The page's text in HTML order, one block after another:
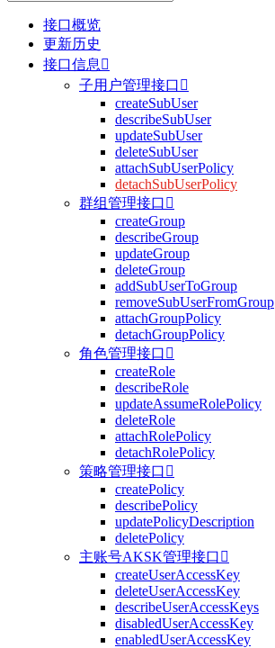
接口概览
更新历史
接口信息 
子用户管理接口 
createSubUser
describeSubUser
updateSubUser
deleteSubUser
attachSubUserPolicy
detachSubUserPolicy
群组管理接口 
createGroup
describeGroup
updateGroup
deleteGroup
addSubUserToGroup
removeSubUserFromGroup
attachGroupPolicy
detachGroupPolicy
角色管理接口 
createRole
describeRole
updateAssumeRolePolicy
deleteRole
attachRolePolicy
detachRolePolicy
策略管理接口 
createPolicy
describePolicy
updatePolicyDescription
deletePolicy
主账号AKSK管理接口 
createUserAccessKey
deleteUserAccessKey
describeUserAccessKeys
disabledUserAccessKey
enabledUserAccessKey